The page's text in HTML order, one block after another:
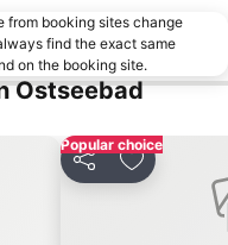
from booking sites change
find the exact same
on the booking site.
Ostseebad
Popular choice
Share Add to